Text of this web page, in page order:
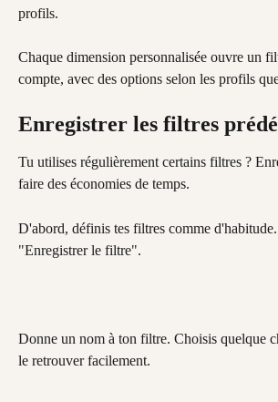
profils.
Chaque dimension personnalisée ouvre un
compte, avec des options selon les profils
Enregistrer les filtres
Tu utilises régulièrement certains filtres ?
faire des économies de temps.
D'abord, définis tes filtres comme
"Enregistrer le filtre".
Donne un nom à ton filtre. Choisis quelque
le retrouver facilement.